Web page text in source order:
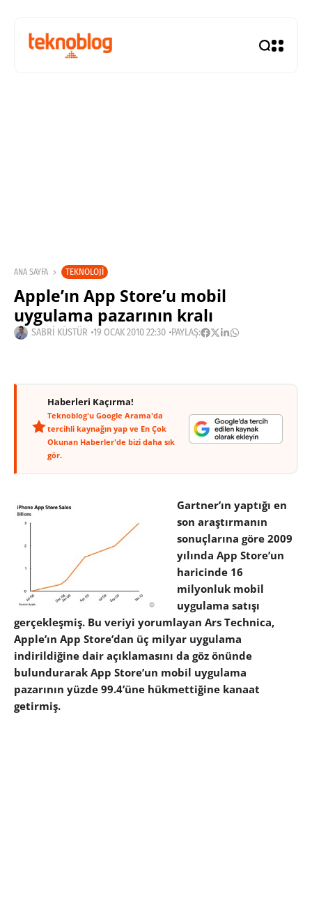
ANA SAYFA TEKNOLOJI
Apple’ın App Store’u mobil
uygulama pazarının kralı
SABRI KÜSTÜR 19 OCAK 2010 22:30 PAYLAŞ:
Haberleri Kaçırma!
Teknoblog'u Google Arama'da
tercihli kaynağın yap ve En Çok
Okunan Haberler'de bizi daha sık
gör.
Gartner’ın yaptığı en
son araştırmanın
sonuçlarına göre 2009
yılında App Store’un
haricinde 16
milyonluk mobil
uygulama satışı
gerçekleşmiş. Bu veriyi yorumlayan Ars Technica,
Apple’ın App Store’dan üç milyar uygulama
indirildiğine dair açıklamasını da göz önünde
bulundurarak App Store’un mobil uygulama
pazarının yüzde 99.4’üne hükmettiğine kanaat
getirmiş.